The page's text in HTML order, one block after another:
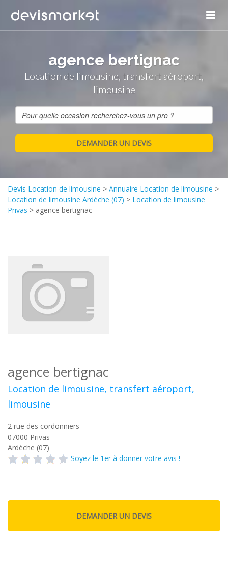
agence bertignac
Location de limousine, transfert aéroport,
limousine
Devis Location de limousine > Annuaire Location de limousine >
Location de limousine Ardéche (07) > Location de limousine
Privas > agence bertignac
agence bertignac
Location de limousine, transfert aéroport,
limousine
2 rue des cordonniers
07000 Privas
Ardéche (07)
Soyez le 1er à donner votre avis !